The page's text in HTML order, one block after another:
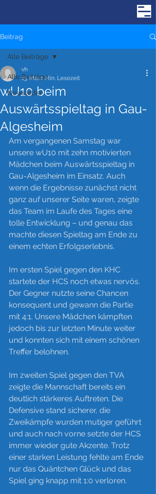
Beitrag
Alle Beiträge
Newsletter
Alle Beiträge
wU10 beim
Auswärtsspieltag in Gau-
Algesheim
vh
13. Mai1 Min. Lesezeit
Am vergangenen Samstag war
unsere wU10 mit zehn motivierten
Mädchen beim Auswärtsspieltag in
Gau-Algesheim im Einsatz. Auch
wenn die Ergebnisse zunächst nicht
ganz auf unserer Seite waren, zeigte
das Team im Laufe des Tages eine
tolle Entwicklung – und genau das
machte diesen Spieltag am Ende zu
einem echten Erfolgserlebnis.
Im ersten Spiel gegen den KHC
startete der HCS noch etwas nervös.
Der Gegner nutzte seine Chancen
konsequent und gewann die Partie
mit 4:1. Unsere Mädchen kämpften
jedoch bis zur letzten Minute weiter
und konnten sich mit einem schönen
Treffer belohnen.
Im zweiten Spiel gegen den TVA
zeigte die Mannschaft bereits ein
deutlich stärkeres Auftreten. Die
Defensive stand sicherer, die
Zweikämpfe wurden mutiger geführt
und auch nach vorne setzte der HCS
immer wieder gute Akzente. Trotz
einer starken Leistung fehlte am Ende
nur das Quäntchen Glück und das
Spiel ging knapp mit 1:0 verloren.